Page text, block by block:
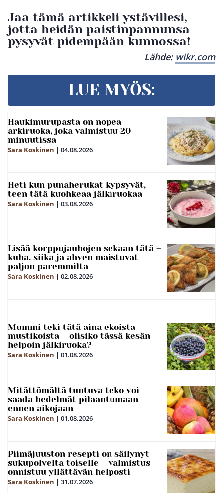
Jaa tämä artikkeli ystävillesi,
jotta heidän paistinpannunsa
pysyvät pidempään kunnossa!
Lähde: wikr.com
LUE MYÖS:
Haukimurupasta on nopea
arkiruoka, joka valmistuu 20
minuutissa
Sara Koskinen | 04.08.2026
Heti kun punaherukat kypsyvät,
teen tätä kuohkeaa jälkiruokaa
Sara Koskinen | 03.08.2026
Lisää korppujauhojen sekaan tätä –
kuha, siika ja ahven maistuvat
paljon paremmilta
Sara Koskinen | 02.08.2026
Mummi teki tätä aina ekoista
mustikoista – olisiko tässä kesän
helpoin jälkiruoka?
Sara Koskinen | 01.08.2026
Mitättömältä tuntuva teko voi
saada hedelmät pilaantumaan
ennen aikojaan
Sara Koskinen | 01.08.2026
Piimäjuuston resepti on säilynyt
sukupolvelta toiselle – valmistus
onnistuu yllättävän helposti
Sara Koskinen | 31.07.2026